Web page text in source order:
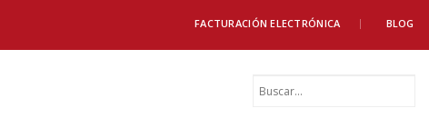
FACTURACIÓN ELECTRÓNICA BLOG